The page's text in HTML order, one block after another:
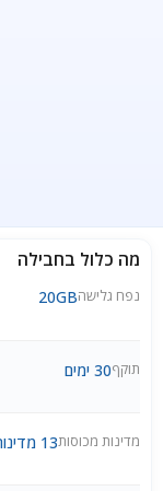
מה כלול בחבילה
נפח גלישה20GB
תוקף30 ימים
מדינות מכוסות13 מדינות